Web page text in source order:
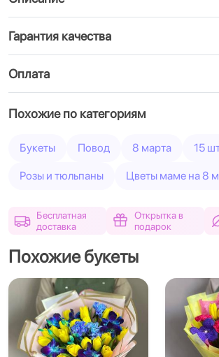
Гарантия качества
Оплата
Похожие по категориям
Букеты Повод 8 марта 15
Розы и тюльпаны Цветы маме на 8
Бесплатная
доставка
Открытка в
подарок
Похожие букеты